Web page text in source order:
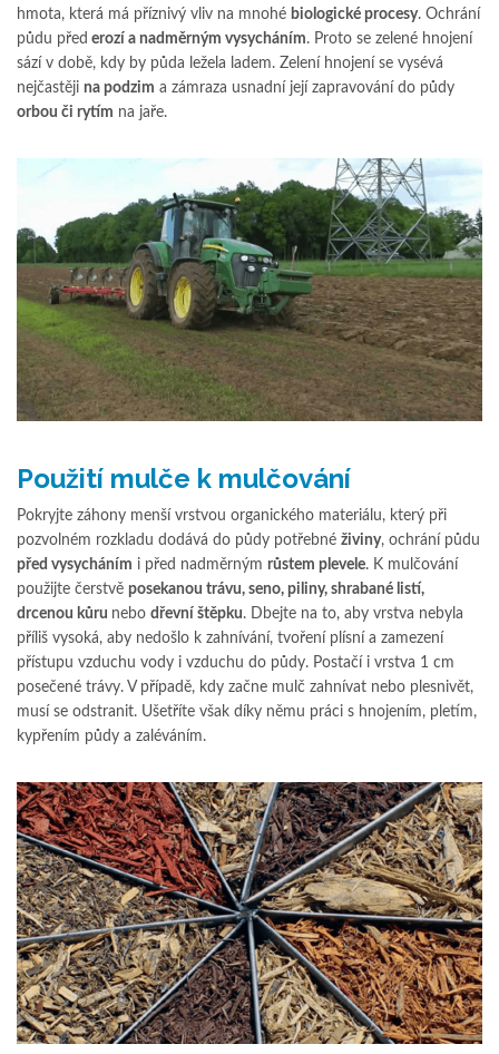
hmota, která má příznivý vliv na mnohé biologické procesy. Ochrání
půdu před erozí a nadměrným vysycháním. Proto se zelené hnojení
sází v době, kdy by půda ležela ladem. Zelení hnojení se vysévá
nejčastěji na podzim a zámraza usnadní její zapravování do půdy
orbou či rytím na jaře.
Použití mulče k mulčování
Pokryjte záhony menší vrstvou organického materiálu, který při
pozvolném rozkladu dodává do půdy potřebné živiny, ochrání půdu
před vysycháním i před nadměrným růstem plevele. K mulčování
použijte čerstvě posekanou trávu, seno, piliny, shrabané listí,
drcenou kůru nebo dřevní štěpku. Dbejte na to, aby vrstva nebyla
příliš vysoká, aby nedošlo k zahnívání, tvoření plísní a zamezení
přístupu vzduchu vody i vzduchu do půdy. Postačí i vrstva 1 cm
posečené trávy. V případě, kdy začne mulč zahnívat nebo plesnivět,
musí se odstranit. Ušetříte však díky němu práci s hnojením, pletím,
kypřením půdy a zaléváním.